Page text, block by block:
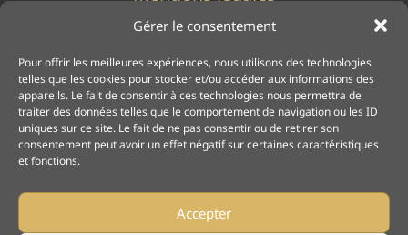
Gérer le consentement
Pour offrir les meilleures expériences, nous utilisons des technologies
telles que les cookies pour stocker et/ou accéder aux informations des
appareils. Le fait de consentir à ces technologies nous permettra de
traiter des données telles que le comportement de navigation ou les ID
uniques sur ce site. Le fait de ne pas consentir ou de retirer son
consentement peut avoir un effet négatif sur certaines caractéristiques
et fonctions.
Accepter
Politique de cookies (UE)
Politique de confidentialité